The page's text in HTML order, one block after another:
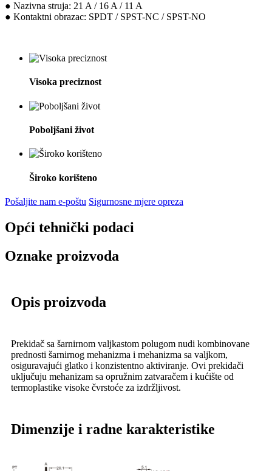
● Nazivna struja: 21 A / 16 A / 11 A
● Kontaktni obrazac: SPDT / SPST-NC / SPST-NO
Visoka preciznost
Poboljšani život
Široko korišteno
Pošaljite nam e-poštu Sigurnosne mjere opreza
Opći tehnički podaci
Oznake proizvoda
Opis proizvoda
Prekidač sa šarnirnom valjkastom polugom nudi kombinovane
prednosti šarnirnog mehanizma i mehanizma sa valjkom,
osiguravajući glatko i konzistentno aktiviranje. Ovi prekidači
uključuju mehanizam sa opružnim zatvaračem i kućište od
termoplastike visoke čvrstoće za izdržljivost.
Dimenzije i radne karakteristike